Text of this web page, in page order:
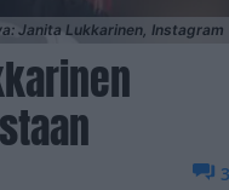
Janita Lukkarinen, Instagram
3